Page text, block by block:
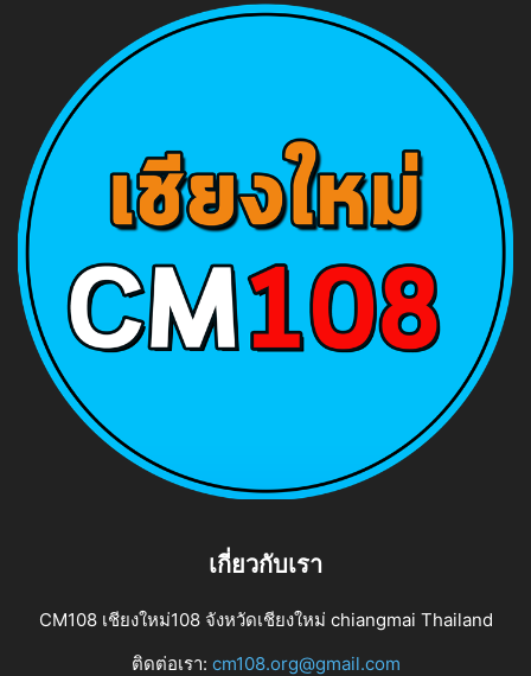
เกี่ยวกับเรา
CM108 เชียงใหม่108 จังหวัดเชียงใหม่ chiangmai Thailand
ติดต่อเรา: cm108.org@gmail.com